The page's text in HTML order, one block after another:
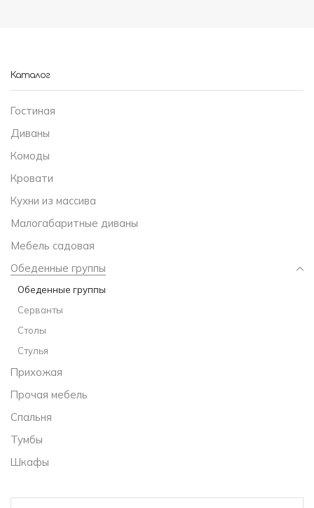
Каталог
Гостиная
Диваны
Комоды
Кровати
Кухни из массива
Малогабаритные диваны
Мебель садовая
Обеденные группы
Обеденные группы
Серванты
Столы
Стулья
Прихожая
Прочая мебель
Спальня
Тумбы
Шкафы